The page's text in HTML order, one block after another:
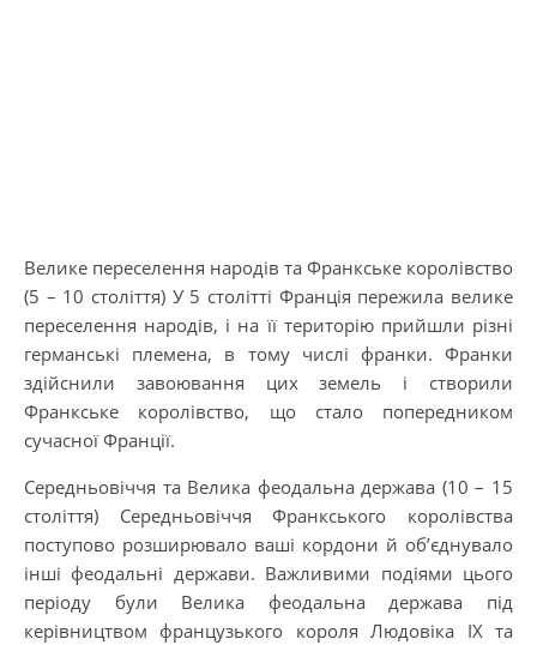
Велике переселення народів та Франкське королівство
(5 – 10 століття) У 5 столітті Франція пережила велике
переселення народів, і на її територію прийшли різні
германські племена, в тому числі франки. Франки
здійснили завоювання цих земель і створили
Франкське королівство, що стало попередником
сучасної Франції.
Середньовіччя та Велика феодальна держава (10 – 15
століття) Середньовіччя Франкського королівства
поступово розширювало ваші кордони й об’єднувало
інші феодальні держави. Важливими подіями цього
періоду були Велика феодальна держава під
керівництвом французького короля Людовіка IX та